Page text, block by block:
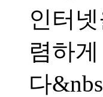
인터
렴하
다